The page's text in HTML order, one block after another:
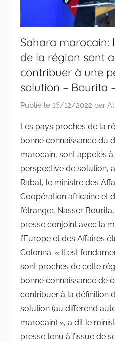
Sahara marocain:
de la région sont
contribuer à une
solution – Bourita –
Publié le 16/12/2022 par
Les pays proches de la
bonne connaissance du
marocain, sont appelés
perspective de solution,
Rabat, le ministre des
Coopération africaine et
l’étranger, Nasser
presse conjoint avec la
l’Europe et des Affaires
Colonna. « Il est
sont proches de cette
bonne connaissance de
contribuer à la définition
solution (au différend
marocain) », a dit le
presse tenu à l’issue de